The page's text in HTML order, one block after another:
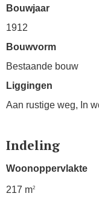
Bouwjaar
1912
Bouwvorm
Bestaande bouw
Liggingen
Aan rustige weg, In
Indeling
Woonoppervlakte
217 m2